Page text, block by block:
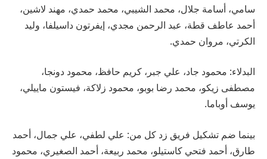
سامي، أسامة جلال، محمد الشيبي، محمد حمدي، مهند لاشين،
أحمد عاطف قطة، عبد الرحمن مجدي، إيفرتون داسيلفا، وليد
الكرتي، مروان حمدي.
البدلاء: محمود جاد، علي جبر، كريم حافظ، محمود دونجا،
مصطفى زيكو، محمد رضا بوبو، محمود زلاكة، فيستون ماييلي،
يوسف أوباما.
بينما ضم تشكيل فريق زد كل من: علي لطفي، علي جمال، أحمد
طارق، أحمد فتحي كاستيلو، محمد ربيعة، أحمد الصغيري، محمود